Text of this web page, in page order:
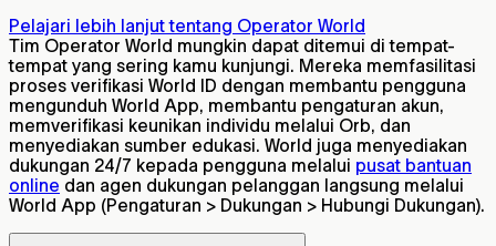
Pelajari lebih lanjut tentang Operator World
Tim Operator World mungkin dapat ditemui di tempat-
tempat yang sering kamu kunjungi. Mereka memfasilitasi
proses verifikasi World ID dengan membantu pengguna
mengunduh World App, membantu pengaturan akun,
memverifikasi keunikan individu melalui Orb, dan
menyediakan sumber edukasi. World juga menyediakan
dukungan 24/7 kepada pengguna melalui pusat bantuan
online dan agen dukungan pelanggan langsung melalui
World App (Pengaturan > Dukungan > Hubungi Dukungan).